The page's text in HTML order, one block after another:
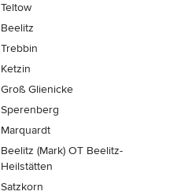
Teltow
Beelitz
Trebbin
Ketzin
Groß Glienicke
Sperenberg
Marquardt
Beelitz (Mark) OT Beelitz-
Heilstätten
Satzkorn